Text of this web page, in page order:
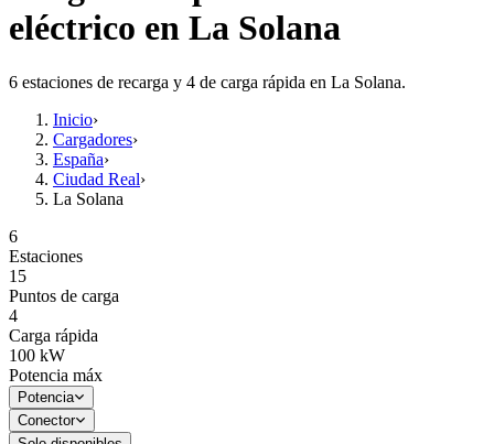
eléctrico en La Solana
6 estaciones de recarga y 4 de carga rápida en La Solana.
Inicio›
Cargadores›
España›
Ciudad Real›
La Solana
6
Estaciones
15
Puntos de carga
4
Carga rápida
100 kW
Potencia máx
Potencia
Conector